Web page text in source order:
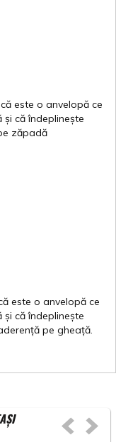
că este o anvelopă ce
și că îndeplinește
zăpadă
este o anvelopă ce
și că îndeplinește
pe gheață.